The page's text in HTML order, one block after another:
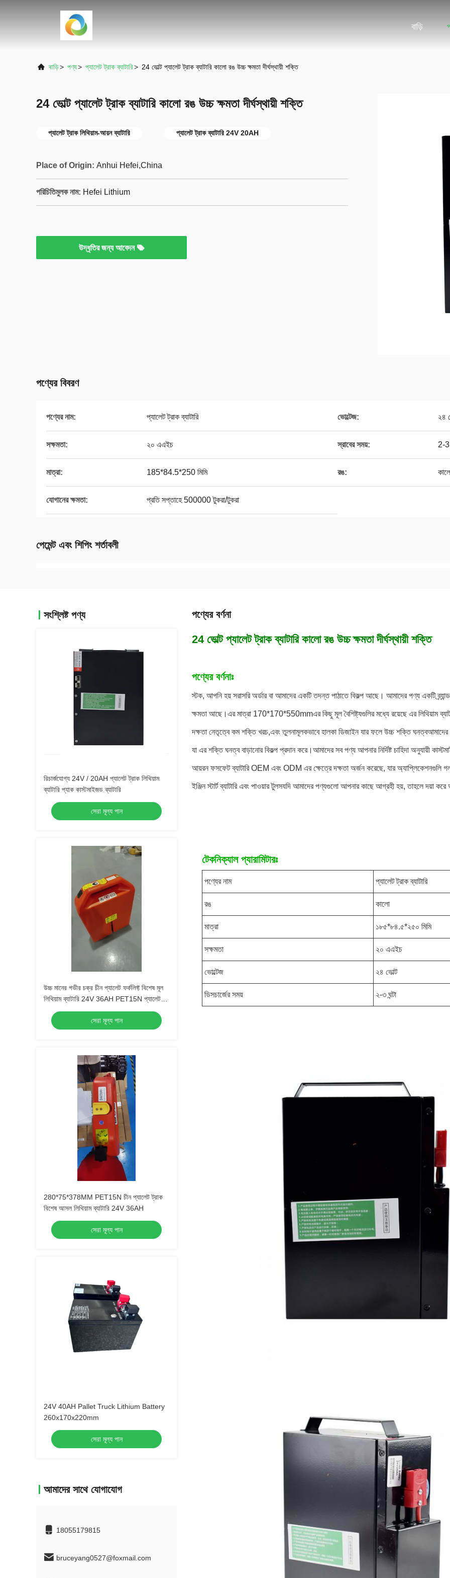
বাড়ি
বাড়ি> পণ্য> প্যালেট ট্রাক ব্যাটারি> 24 ভোল্ট প্যালেট ট্রাক ব্যাটারি কালো রঙ উচ্চ ক্ষমতা দীর্ঘস্থায়ী শক্তি
24 ভোল্ট প্যালেট ট্রাক ব্যাটারি কালো রঙ উচ্চ ক্ষমতা দীর্ঘস্থায়ী শক্তি
প্যালেট ট্রাক লিথিয়াম-আয়ন ব্যাটারি প্যালেট ট্রাক ব্যাটারি 24V 20AH
Place of Origin: Anhui Hefei,China
পরিচিতিমুলক নাম: Hefei Lithium
উদ্ধৃতির জন্য আবেদন
পণ্যের বিবরণ
পণ্যের নাম: প্যালেট ট্রাক ব্যাটারি ভোল্টেজ: ২৪
সক্ষমতা: ২০ এএইচ স্রাবের সময়: 2-3
মাত্রা: 185*84.5*250 মিমি রঙ:
যোগানের ক্ষমতা: প্রতি সপ্তাহে 500000 টুকরা/টুকরা
পেমেন্ট এবং শিপিং শর্তাবলী
সংশ্লিষ্ট পণ্য
রিচার্জযোগ্য 24V / 20AH প্যালেট ট্রাক লিথিয়াম
ব্যাটারি প্যাক কাস্টমাইজড ব্যাটারি
সেরা মূল্য পান
উচ্চ মানের গভীর চক্র চীন প্যালেট ফর্কলিফ্ট বিশেষ মূল
লিথিয়াম ব্যাটারি 24V 36AH PET15N প্যালেট
ফর্কলিফ্টের জন্য
সেরা মূল্য পান
280*75*378MM PET15N চীন প্যালেট ট্রাক
বিশেষ আসল লিথিয়াম ব্যাটারি 24V 36AH
সেরা মূল্য পান
24V 40AH Pallet Truck Lithium Battery
260x170x220mm
সেরা মূল্য পান
আমাদের সাথে যোগাযোগ
18055179815
bruceyang0527@foxmail.com
পণ্যের বর্ণনা
24 ভোল্ট প্যালেট ট্রাক ব্যাটারি কালো রঙ উচ্চ ক্ষমতা দীর্ঘস্থায়ী শক্তি
পণ্যের বর্ণনাঃ
স্টক, আপনি হয় সরাসরি অর্ডার বা আমাদের একটি তদন্ত পাঠাতে বিকল্প আছে। আমাদের পণ্য একটি
ক্ষমতা আছে।এর মাত্রা 170*170*550mmএর কিছু মূল বৈশিষ্ট্যগুলির মধ্যে রয়েছে এর লিথিয়াম
দক্ষতা নেতৃত্বে কম শক্তি খরচ,এবং তুলনামূলকভাবে হালকা ডিজাইন যার ফলে উচ্চ শক্তি ঘনত্বআমাদের
যা এর শক্তি ঘনত্ব বাড়ানোর বিকল্প প্রদান করে।আমাদের সব পণ্য আপনার নির্দিষ্ট চাহিদা অনুযায়ী
আয়রন ফসফেট ব্যাটারি OEM এবং ODM এর ক্ষেত্রে দক্ষতা অর্জন করেছে, যার অ্যাপ্লিকেশনগুলি গলফ
ইঞ্জিন স্টার্ট ব্যাটারি এবং পাওয়ার টুলসযদি আমাদের পণ্যগুলো আপনার কাছে আগ্রহী হয়, তাহলে দয়া
টেকনিক্যাল প্যারামিটারঃ
পণ্যের নাম প্যালেট ট্রাক ব্যাটারি
রঙ কালো
মাত্রা ১৮৫*৮৪.৫*২৫০ মিমি
সক্ষমতা ২০ এএইচ
ভোল্টেজ ২৪ ভোল্ট
ডিসচার্জের সময় ২-৩ ঘন্টা